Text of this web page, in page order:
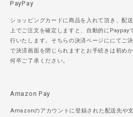
PayPay
ショッピングカードに商品を入れて頂き、配
上でご注文を確定しますと、自動的にPaypay
行いたします。そちらの決済ページににてご
で決済画面を閉じられますとお手続きは初め
何卒ご了承ください。
Amazon Pay
Amazonのアカウントに登録された配送先や